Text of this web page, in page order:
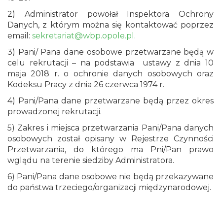
2) Administrator powołał Inspektora Ochrony
Danych, z którym można się kontaktować poprzez
email: sekretariat@wbp.opole.pl .
3) Pani/ Pana dane osobowe przetwarzane będą w
celu rekrutacji – na podstawia ustawy z dnia 10
maja 2018 r. o ochronie danych osobowych oraz
Kodeksu Pracy z dnia 26 czerwca 1974 r.
4) Pani/Pana dane przetwarzane będą przez okres
prowadzonej rekrutacji.
5) Zakres i miejsca przetwarzania Pani/Pana danych
osobowych został opisany w Rejestrze Czynności
Przetwarzania, do którego ma Pni/Pan prawo
wglądu na terenie siedziby Administratora.
6) Pani/Pana dane osobowe nie będą przekazywane
do państwa trzeciego/organizacji międzynarodowej.